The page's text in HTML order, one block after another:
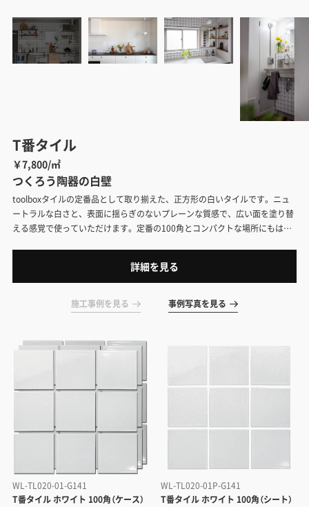
T番タイル
￥7,800/㎡
つくろう陶器の白壁
toolboxタイルの定番品として取り揃えた、正方形の白いタイルです。ニュ
ートラルな白さと、表面に揺らぎのないプレーンな質感で、広い面を塗り替
える感覚で使っていただけます。定番の100角とコンパクトな場所にもはま
詳細を見る
施工事例を見る 事例写真を見る
WL-TL020-01-G141
T番タイル ホワイト 100角（ケース）
WL-TL020-01P-G141
T番タイル ホワイト 100角（シート）